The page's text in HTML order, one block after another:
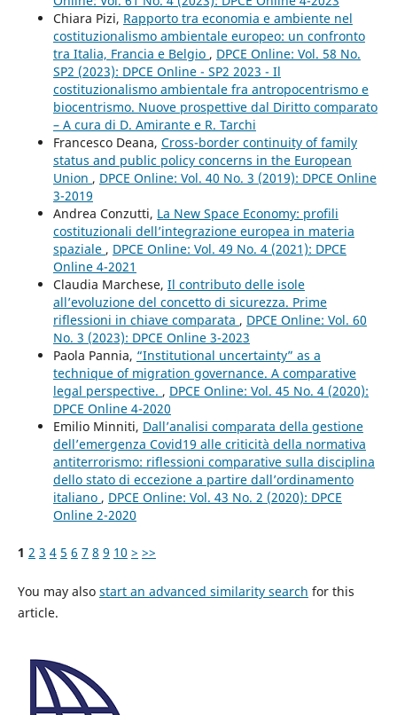
Chiara Pizi, Rapporto tra economia e ambiente nel
costituzionalismo ambientale europeo: un confronto
tra Italia, Francia e Belgio , DPCE Online: Vol. 58 No.
SP2 (2023): DPCE Online - SP2 2023 - Il
costituzionalismo ambientale fra antropocentrismo e
biocentrismo. Nuove prospettive dal Diritto comparato
– A cura di D. Amirante e R. Tarchi
Francesco Deana, Cross-border continuity of family
status and public policy concerns in the European
Union , DPCE Online: Vol. 40 No. 3 (2019): DPCE Online
3-2019
Andrea Conzutti, La New Space Economy: profili
costituzionali dell’integrazione europea in materia
spaziale , DPCE Online: Vol. 49 No. 4 (2021): DPCE
Online 4-2021
Claudia Marchese, Il contributo delle isole
all’evoluzione del concetto di sicurezza. Prime
riflessioni in chiave comparata , DPCE Online: Vol. 60
No. 3 (2023): DPCE Online 3-2023
Paola Pannia, “Institutional uncertainty” as a
technique of migration governance. A comparative
legal perspective. , DPCE Online: Vol. 45 No. 4 (2020):
DPCE Online 4-2020
Emilio Minniti, Dall’analisi comparata della gestione
dell’emergenza Covid19 alle criticità della normativa
antiterrorismo: riflessioni comparative sulla disciplina
dello stato di eccezione a partire dall’ordinamento
italiano , DPCE Online: Vol. 43 No. 2 (2020): DPCE
Online 2-2020
1 2 3 4 5 6 7 8 9 10 > >>
You may also start an advanced similarity search for this
article.